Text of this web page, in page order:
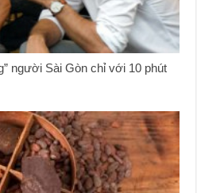
người Sài Gòn chỉ với 10 phút